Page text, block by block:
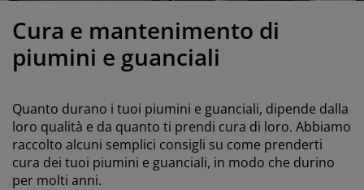
con contenitore
per bambini
per bambini
per la cura di mobili
per vetri
da esterno
per la casa
Cura e mantenimento di
piumini e guanciali
Quanto durano i tuoi piumini e guanciali, dipende dalla
loro qualità e da quanto ti prendi cura di loro. Abbiamo
raccolto alcuni semplici consigli su come prenderti
cura dei tuoi piumini e guanciali, in modo che durino
per molti anni.